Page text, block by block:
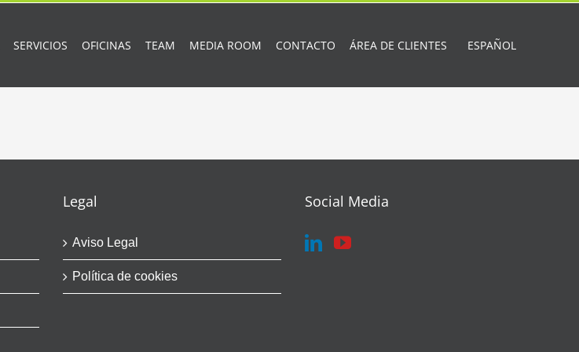
SERVICIOS OFICINAS TEAM MEDIA ROOM CONTACTO ÁREA DE CLIENTES ESPAÑOL
Legal
Aviso Legal
Política de cookies
Social Media